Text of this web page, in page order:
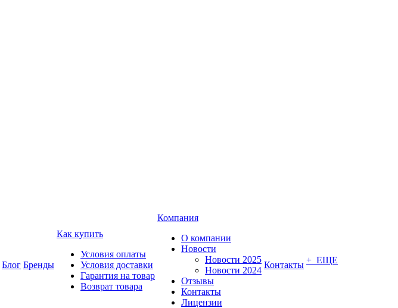
Блог Бренды
Как купить
Условия оплаты
Условия доставки
Гарантия на товар
Возврат товара
Компания
О компании
Новости
Новости 2025
Новости 2024
Отзывы
Контакты
Лицензии
Контакты + ЕЩЕ